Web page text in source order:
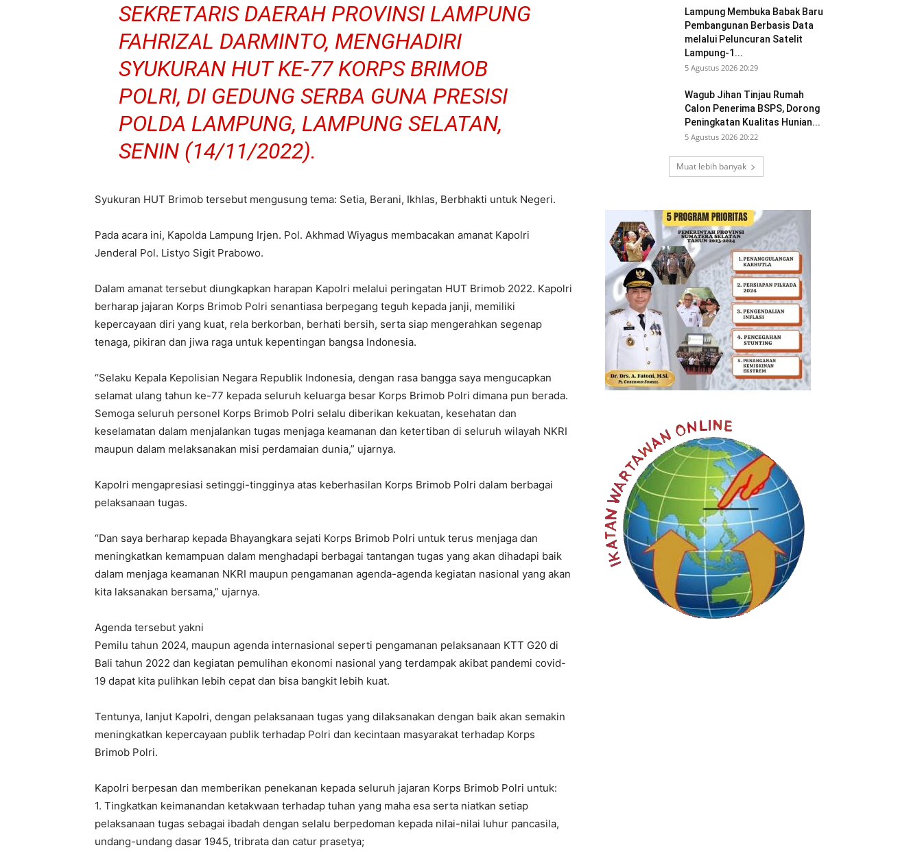
SEKRETARIS DAERAH PROVINSI LAMPUNG
FAHRIZAL DARMINTO, MENGHADIRI
SYUKURAN HUT KE-77 KORPS BRIMOB
POLRI, DI GEDUNG SERBA GUNA PRESISI
POLDA LAMPUNG, LAMPUNG SELATAN,
SENIN (14/11/2022).
Syukuran HUT Brimob tersebut mengusung tema: Setia, Berani, Ikhlas, Berbhakti untuk Negeri.
Pada acara ini, Kapolda Lampung Irjen. Pol. Akhmad Wiyagus membacakan amanat Kapolri
Jenderal Pol. Listyo Sigit Prabowo.
Dalam amanat tersebut diungkapkan harapan Kapolri melalui peringatan HUT Brimob 2022. Kapolri
berharap jajaran Korps Brimob Polri senantiasa berpegang teguh kepada janji, memiliki
kepercayaan diri yang kuat, rela berkorban, berhati bersih, serta siap mengerahkan segenap
tenaga, pikiran dan jiwa raga untuk kepentingan bangsa Indonesia.
“Selaku Kepala Kepolisian Negara Republik Indonesia, dengan rasa bangga saya mengucapkan
selamat ulang tahun ke-77 kepada seluruh keluarga besar Korps Brimob Polri dimana pun berada.
Semoga seluruh personel Korps Brimob Polri selalu diberikan kekuatan, kesehatan dan
keselamatan dalam menjalankan tugas menjaga keamanan dan ketertiban di seluruh wilayah NKRI
maupun dalam melaksanakan misi perdamaian dunia,” ujarnya.
Kapolri mengapresiasi setinggi-tingginya atas keberhasilan Korps Brimob Polri dalam berbagai
pelaksanaan tugas.
“Dan saya berharap kepada Bhayangkara sejati Korps Brimob Polri untuk terus menjaga dan
meningkatkan kemampuan dalam menghadapi berbagai tantangan tugas yang akan dihadapi baik
dalam menjaga keamanan NKRI maupun pengamanan agenda-agenda kegiatan nasional yang akan
kita laksanakan bersama,” ujarnya.
Agenda tersebut yakni
Pemilu tahun 2024, maupun agenda internasional seperti pengamanan pelaksanaan KTT G20 di
Bali tahun 2022 dan kegiatan pemulihan ekonomi nasional yang terdampak akibat pandemi covid-
19 dapat kita pulihkan lebih cepat dan bisa bangkit lebih kuat.
Tentunya, lanjut Kapolri, dengan pelaksanaan tugas yang dilaksanakan dengan baik akan semakin
meningkatkan kepercayaan publik terhadap Polri dan kecintaan masyarakat terhadap Korps
Brimob Polri.
Kapolri berpesan dan memberikan penekanan kepada seluruh jajaran Korps Brimob Polri untuk:
1. Tingkatkan keimanandan ketakwaan terhadap tuhan yang maha esa serta niatkan setiap
pelaksanaan tugas sebagai ibadah dengan selalu berpedoman kepada nilai-nilai luhur pancasila,
undang-undang dasar 1945, tribrata dan catur prasetya;
Lampung Membuka Babak Baru
Pembangunan Berbasis Data
melalui Peluncuran Satelit
Lampung-1...
5 Agustus 2026 20:29
Wagub Jihan Tinjau Rumah
Calon Penerima BSPS, Dorong
Peningkatan Kualitas Hunian...
5 Agustus 2026 20:22
Muat lebih banyak